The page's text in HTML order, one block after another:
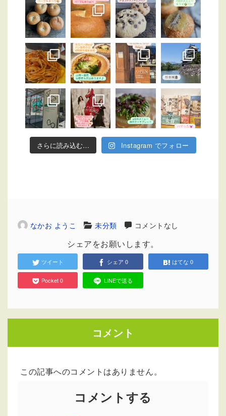
さらに読み込む… Instagram でフォロー
なかお ようこ 未分類 コメントなし
シェアをお願いします。
ツイート シェア 0 はてな 0
Pocket0 LINEで送る
コメント
この記事へのコメントはありません。
コメントする